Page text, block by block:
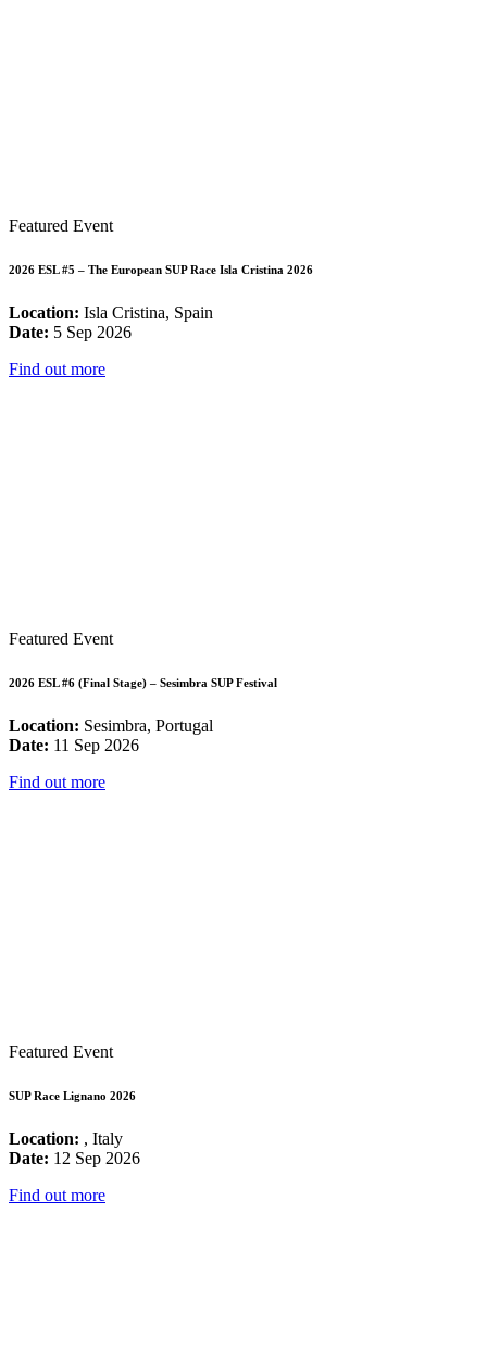
Featured Event
2026 ESL #5 – The European SUP Race Isla Cristina 2026
Location: Isla Cristina, Spain
Date: 5 Sep 2026
Find out more
Featured Event
2026 ESL #6 (Final Stage) – Sesimbra SUP Festival
Location: Sesimbra, Portugal
Date: 11 Sep 2026
Find out more
Featured Event
SUP Race Lignano 2026
Location: , Italy
Date: 12 Sep 2026
Find out more